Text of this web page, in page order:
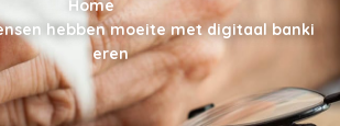
Home
hebben moeite met digitaal banki
eren